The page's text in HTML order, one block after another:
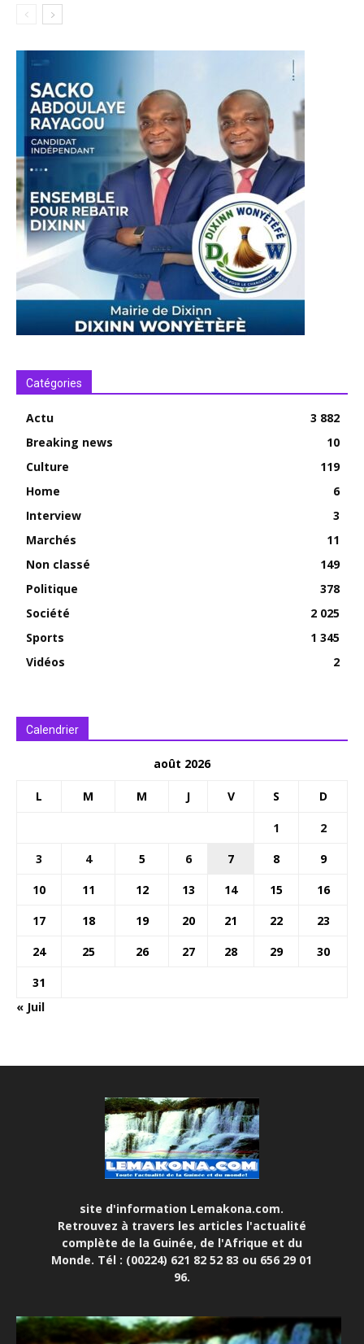
Catégories
Actu
3 882
Breaking news
10
Culture
119
Home
6
Interview
3
Marchés
11
Non classé
149
Politique
378
Société
2 025
Sports
1 345
Vidéos
2
Calendrier
août 2026
L M M J V S D
1
2
3
4 5 6 7 8
9
10
11 12 13 14 15
16
17
18 19 20 21 22
23
24
25 26 27 28 29
30
31
« Juil
site d'information Lemakona.com.
Retrouvez à travers les articles l'actualité
complète de la Guinée, de l'Afrique et du
Monde. Tél : (00224) 621 82 52 83 ou 656 29 01
96.